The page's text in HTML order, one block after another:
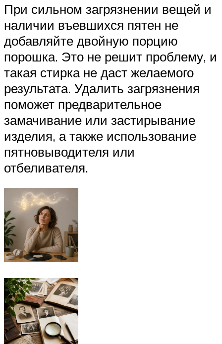
При сильном загрязнении вещей и
наличии въевшихся пятен не
добавляйте двойную порцию
порошка. Это не решит проблему, и
такая стирка не даст желаемого
результата. Удалить загрязнения
поможет предварительное
замачивание или застирывание
изделия, а также использование
пятновыводителя или
отбеливателя.